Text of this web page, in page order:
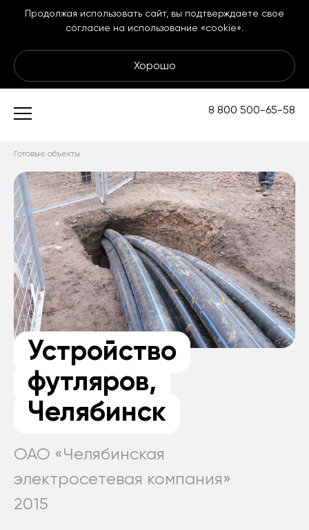
Продолжая использовать сайт, вы подтверждаете свое
согласие на использование «cookie».
Хорошо
8 800 500-65-58
Готовые объекты
Устройство
футляров,
Челябинск
ОАО «Челябинская
электросетевая компания»
2015